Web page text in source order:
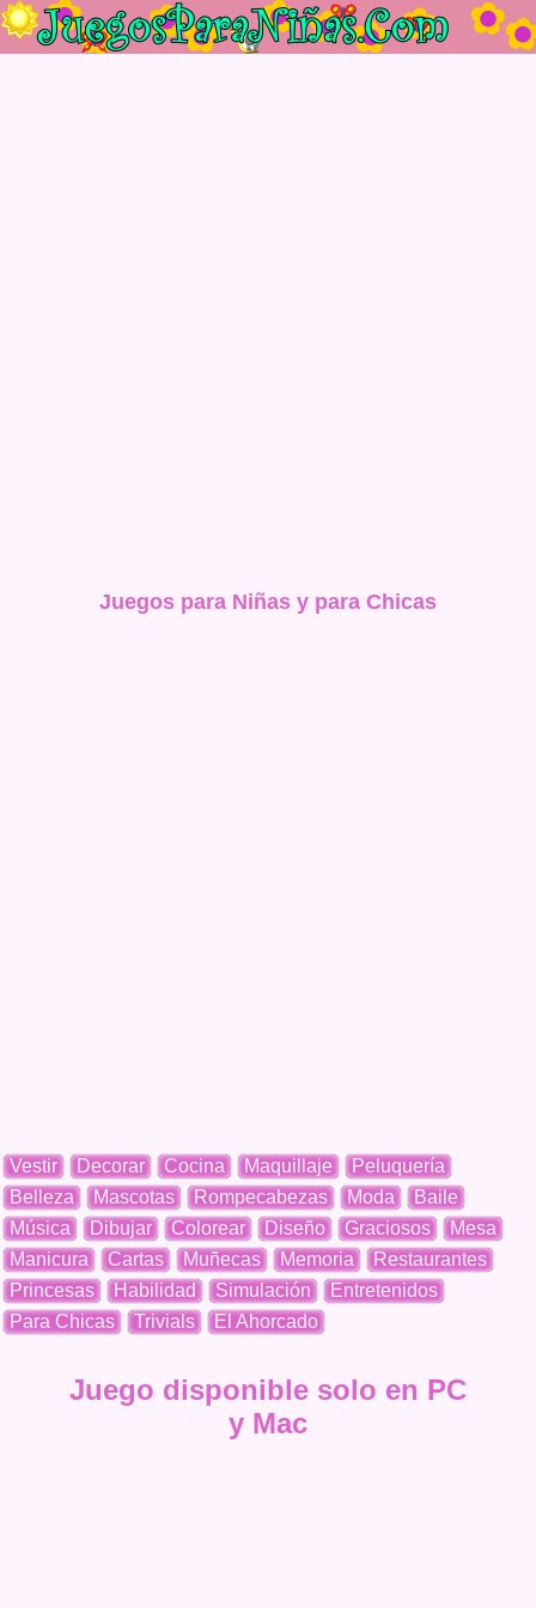
Juegos para Niñas y para Chicas
Vestir Decorar Cocina Maquillaje
Peluquería
Belleza
Mascotas Rompecabezas Moda
Baile
Música
Dibujar Colorear Diseño Graciosos
Mesa
Manicura
Cartas Muñecas Memoria
Restaurantes
Princesas
Habilidad Simulación
Entretenidos
Para Chicas
Trivials El Ahorcado
Juego disponible solo en PC
y Mac